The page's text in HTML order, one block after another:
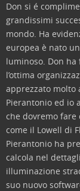
Don si é
grandissimi
mondo. Ha
europea è nato
luminoso. Don
l’ottima
apprezzato molto
Pierantonio ed io
che dovremo fare
come il Lowell di
Pierantonio ha
calcola nel
illuminazione
suo nuovo